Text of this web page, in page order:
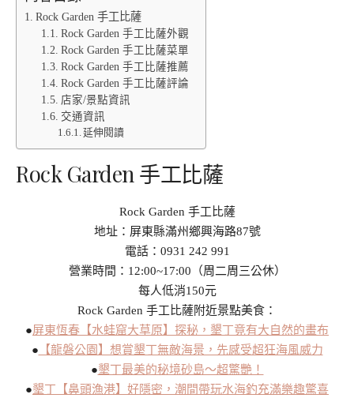
Rock Garden 手工比薩
Rock Garden 手工比薩外觀
Rock Garden 手工比薩菜單
Rock Garden 手工比薩推薦
Rock Garden 手工比薩評論
店家/景點資訊
交通資訊
延伸閱讀
Rock Garden 手工比薩
Rock Garden 手工比薩
地址：屏東縣滿州鄉興海路87號
電話：0931 242 991
營業時間：12:00~17:00（周二周三公休）
每人低消150元
Rock Garden 手工比薩附近景點美食：
●屏東恆春【水蛙窟大草原】探秘，墾丁竟有大自然的畫布
● 【龍磐公園】想賞墾丁無敵海景，先感受超狂海風威力
●墾丁最美的秘境砂島～超驚艷！
●墾丁【鼻頭漁港】好隱密，潮間帶玩水海釣充滿樂趣驚喜